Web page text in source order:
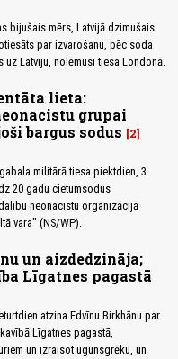
bijušais mērs, Latvijā dzimušais
par izvarošanu, pēc soda
Latviju, nolēmusi tiesa Londonā.
lieta:
grupai
bargus sodus
2
militārā tiesa piektdien, 3.
20 gadu cietumsodus
neonacistu organizācijā
vara" (NS/WP).
un aizdedzināja;
Līgatnes pagastā
atzina Edvīnu Birkhānu par
Līgatnes pagastā,
un izraisot ugunsgrēku, un